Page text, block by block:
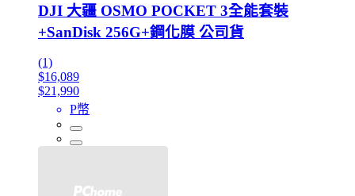
DJI 大疆 OSMO POCKET 3全能套裝
+SanDisk 256G+鋼化膜 公司貨
(1)
$16,089
$21,990
P幣